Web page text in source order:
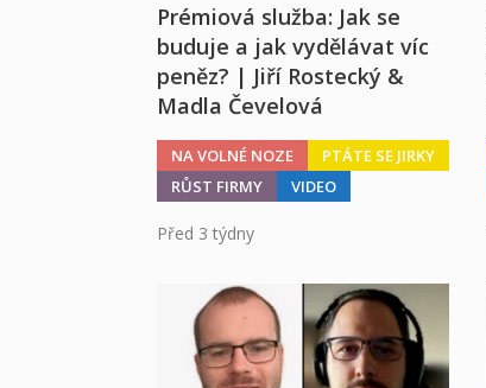
Prémiová služba: Jak se
buduje a jak vydělávat víc
peněz? | Jiří Rostecký &
Madla Čevelová
NA VOLNÉ NOZE
PTÁTE SE JIRKY
RŮST FIRMY
VIDEO
Před 3 týdny